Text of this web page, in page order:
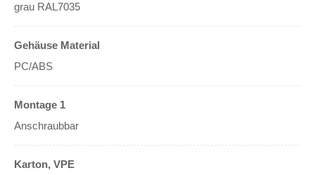
grau RAL7035
Gehäuse Material
PC/ABS
Montage 1
Anschraubbar
Karton, VPE